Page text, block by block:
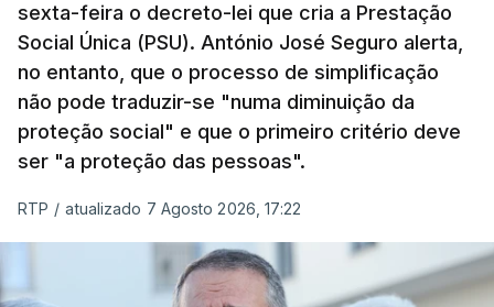
sexta-feira o decreto-lei que cria a Prestação
Social Única (PSU). António José Seguro alerta,
no entanto, que o processo de simplificação
não pode traduzir-se "numa diminuição da
proteção social" e que o primeiro critério deve
ser "a proteção das pessoas".
RTP / atualizado 7 Agosto 2026, 17:22